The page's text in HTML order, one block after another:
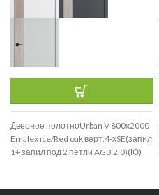
Дверное полотноUrban V 800x2000
Emalex ice/Red oak верт.4-хSE(запил
1+ запил под 2 петли AGB 2.0)(Ю)